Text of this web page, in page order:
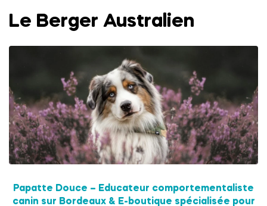
Le Berger Australien
Papatte Douce – Educateur comportementaliste
canin sur Bordeaux & E-boutique spécialisée pour